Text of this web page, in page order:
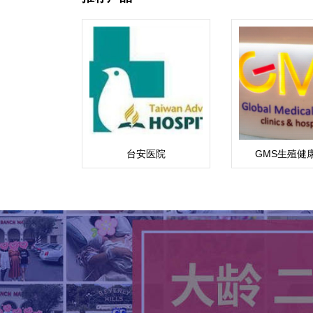
台安医院 GMS生殖健